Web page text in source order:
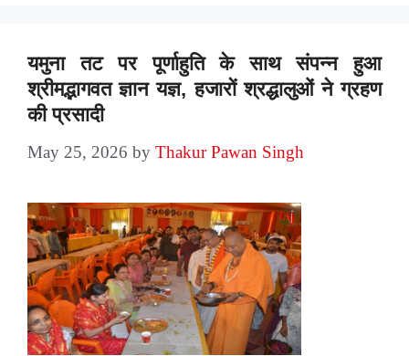
यमुना तट पर पूर्णाहुति के साथ संपन्न हुआ
श्रीमद्भागवत ज्ञान यज्ञ, हजारों श्रद्धालुओं ने ग्रहण
की प्रसादी
May 25, 2026 by Thakur Pawan Singh